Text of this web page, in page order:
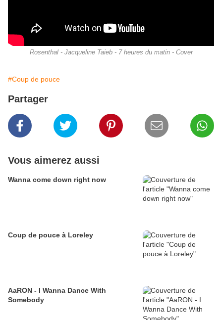
Rosenthal - Jacqueline Taieb - 7 heures du matin - Cover
#Coup de pouce
Partager
Vous aimerez aussi
Wanna come down right now
Coup de pouce à Loreley
AaRON - I Wanna Dance With
Somebody